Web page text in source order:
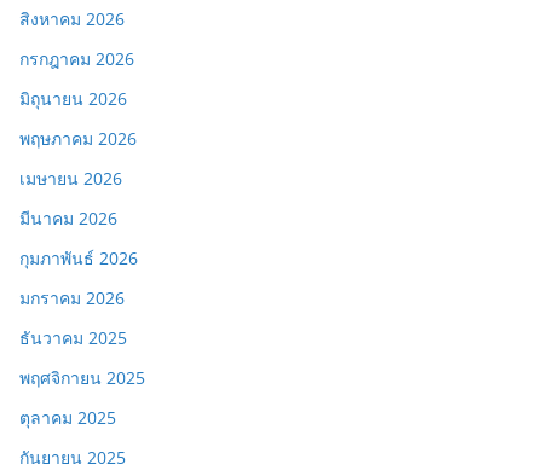
สิงหาคม 2026
กรกฎาคม 2026
มิถุนายน 2026
พฤษภาคม 2026
เมษายน 2026
มีนาคม 2026
กุมภาพันธ์ 2026
มกราคม 2026
ธันวาคม 2025
พฤศจิกายน 2025
ตุลาคม 2025
กันยายน 2025